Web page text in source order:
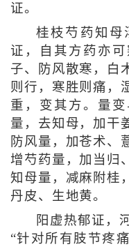
证。
桂枝芍药知母
证，自其方药亦
子、防风散寒，白
则行，寒胜则痛，
重，变其方。量
量，去知母，加干
防风量，加苍术、
增芍药量，加当归
知母量，减麻附桂
丹皮、生地黄。
阳虚热郁证，
“针对所有肢节疼